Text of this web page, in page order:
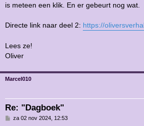
is meteen een klik. En er gebeurt nog wat.
Directe link naar deel 2: https://
Lees ze!
Oliver
Marcel010
Re: "Dagboek"
Bza 02 nov 2024, 12:53